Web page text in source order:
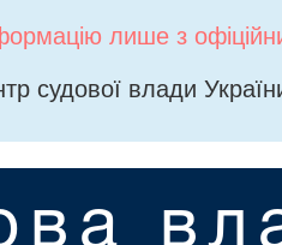
лише з
судової влади